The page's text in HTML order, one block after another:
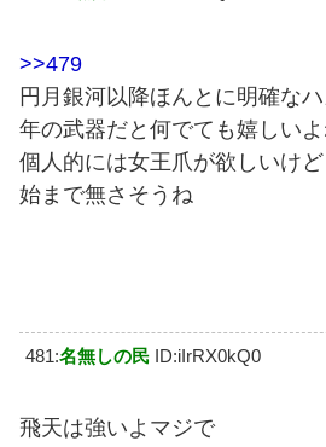
>>479
円月銀河以降ほんとに明確な
年の武器だと何でても嬉しい
個人的には女王爪が欲しいけ
始まで無さそうね
481:名無しの民 ID:iIrRX0kQ0
飛天は強いよマジで